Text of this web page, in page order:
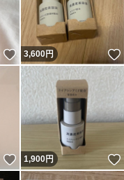
いいね！
3,600円
いいね！
1,900円